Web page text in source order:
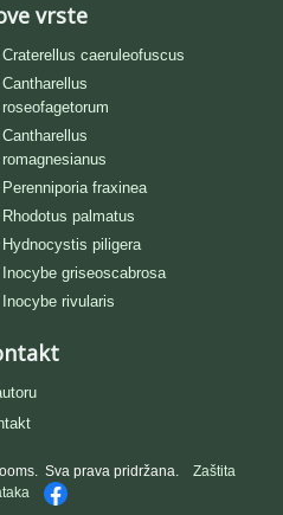
vrste
Craterellus caeruleofuscus
Cantharellus
roseofagetorum
Cantharellus
romagnesianus
Perenniporia fraxinea
Rhodotus palmatus
Hydnocystis piligera
Inocybe griseoscabrosa
Inocybe rivularis
Sva prava pridržana. Zaštita